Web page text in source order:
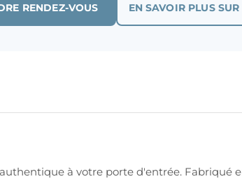
RENDEZ-VOUS EN SAVOIR PLUS
à votre porte d'entrée. Fabriqué